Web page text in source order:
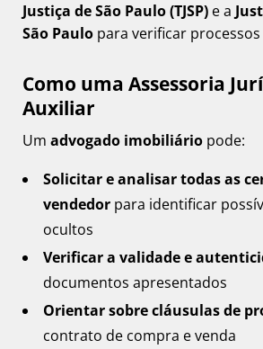
Justiça de São Paulo (TJSP) e a
São Paulo para verificar
Como uma Assessoria
Auxiliar
Um advogado imobiliário pode:
Solicitar e analisar todas as
vendedor para identificar
ocultos
Verificar a validade e
documentos apresentados
Orientar sobre cláusulas de
contrato de compra e venda